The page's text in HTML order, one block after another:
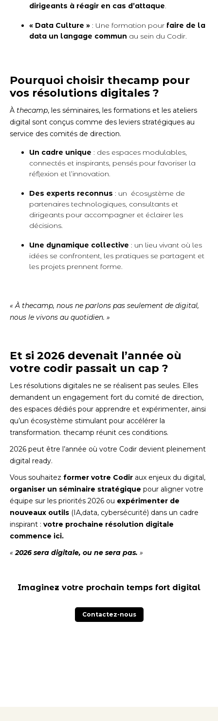
dirigeants à réagir en cas d’attaque
« Data Culture » : Une formation pour faire de la
data un langage commun au sein du Codir.
Pourquoi choisir thecamp pour
vos résolutions digitales ?
À thecamp, les séminaires, les formations et les ateliers
digital sont conçus comme des leviers stratégiques au
service des comités de direction.
Un cadre unique : des espaces modulables,
connectés et inspirants, pensés pour favoriser la
réflexion et l’innovation.
Des experts reconnus : un écosystème de
partenaires technologiques, consultants et
dirigeants pour accompagner et éclairer les
décisions.
Une dynamique collective : un lieu vivant où les
idées se confrontent, les pratiques se partagent et
les projets prennent forme.
« À thecamp, nous ne parlons pas seulement de digital,
nous le vivons au quotidien. »
Et si 2026 devenait l’année où
votre codir passait un cap ?
Les résolutions digitales ne se réalisent pas seules. Elles
demandent un engagement fort du comité de direction,
des espaces dédiés pour apprendre et expérimenter, ainsi
qu’un écosystème stimulant pour accélérer la
transformation. thecamp réunit ces conditions.
2026 peut être l’année où votre Codir devient pleinement
digital ready.
Vous souhaitez former votre Codir aux enjeux du digital,
organiser un séminaire stratégique pour aligner votre
équipe sur les priorités 2026 ou expérimenter de
nouveaux outils (IA,data, cybersécurité) dans un cadre
inspirant : votre prochaine résolution digitale
commence ici.
« 2026 sera digitale, ou ne sera pas. »
Imaginez votre prochain temps fort digital
Contactez-nous